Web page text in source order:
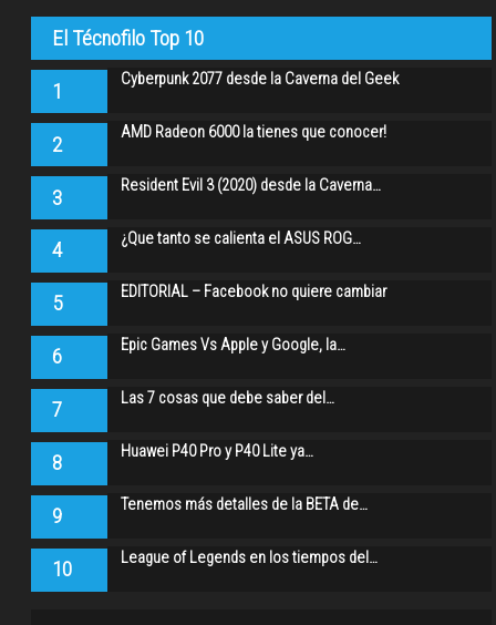
El Técnofilo Top 10
1 Cyberpunk 2077 desde la Caverna del Geek
2 AMD Radeon 6000 la tienes que conocer!
3 Resident Evil 3 (2020) desde la Caverna…
4 ¿Que tanto se calienta el ASUS ROG…
5 EDITORIAL – Facebook no quiere cambiar
6 Epic Games Vs Apple y Google, la…
7 Las 7 cosas que debe saber del…
8 Huawei P40 Pro y P40 Lite ya…
9 Tenemos más detalles de la BETA de…
10 League of Legends en los tiempos del…